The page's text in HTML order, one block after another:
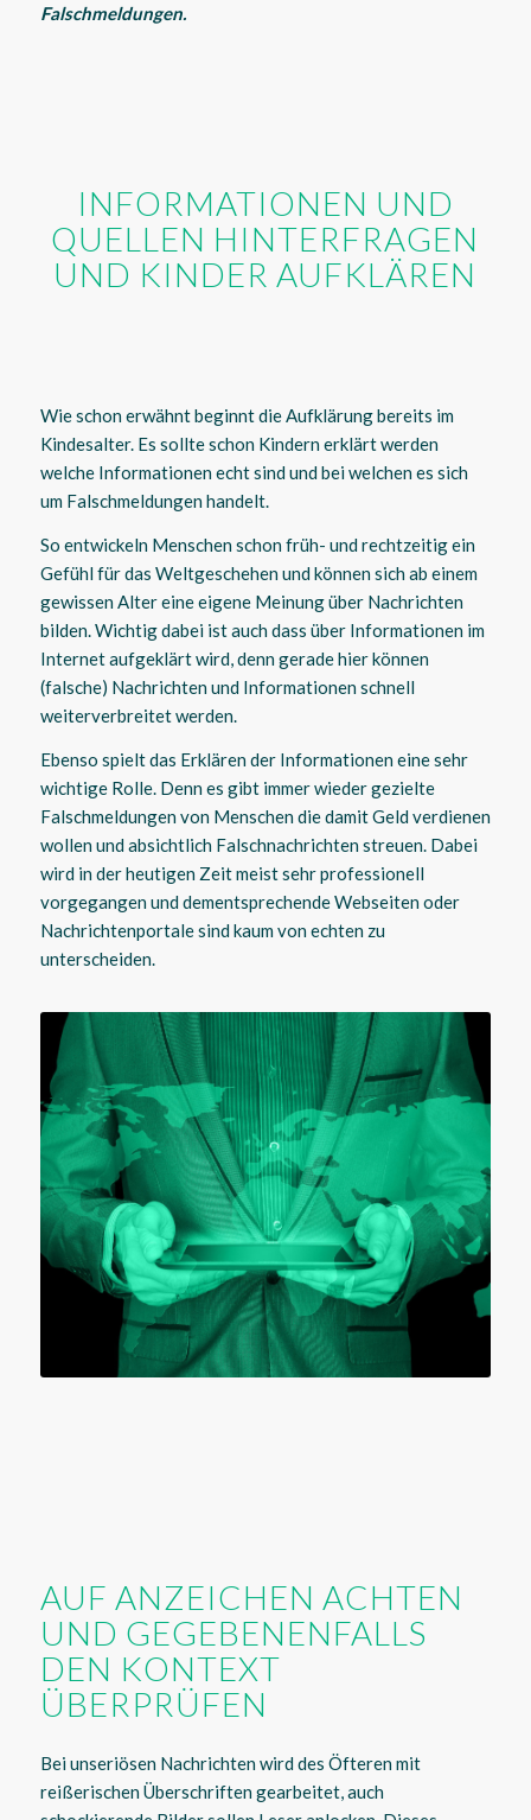
Falschmeldungen.
INFORMATIONEN UND
QUELLEN HINTERFRAGEN
UND KINDER AUFKLÄREN
Wie schon erwähnt beginnt die Aufklärung bereits im
Kindesalter. Es sollte schon Kindern erklärt werden
welche Informationen echt sind und bei welchen es sich
um Falschmeldungen handelt.
So entwickeln Menschen schon früh- und rechtzeitig ein
Gefühl für das Weltgeschehen und können sich ab einem
gewissen Alter eine eigene Meinung über Nachrichten
bilden. Wichtig dabei ist auch dass über Informationen im
Internet aufgeklärt wird, denn gerade hier können
(falsche) Nachrichten und Informationen schnell
weiterverbreitet werden.
Ebenso spielt das Erklären der Informationen eine sehr
wichtige Rolle. Denn es gibt immer wieder gezielte
Falschmeldungen von Menschen die damit Geld verdienen
wollen und absichtlich Falschnachrichten streuen. Dabei
wird in der heutigen Zeit meist sehr professionell
vorgegangen und dementsprechende Webseiten oder
Nachrichtenportale sind kaum von echten zu
unterscheiden.
AUF ANZEICHEN ACHTEN
UND GEGEBENENFALLS
DEN KONTEXT
ÜBERPRÜFEN
Bei unseriösen Nachrichten wird des Öfteren mit
reißerischen Überschriften gearbeitet, auch